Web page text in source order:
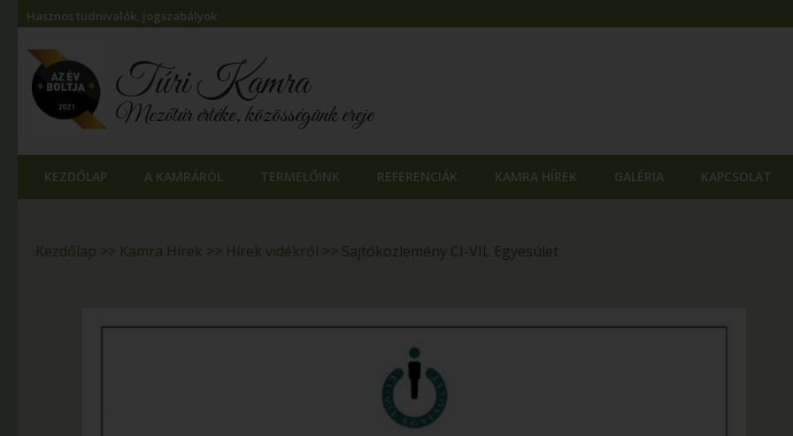
Hasznos tudnivalók, jogszabályok
Túri Kamra
Mezőtúr értéke, közösségünk ereje
KEZDŐLAP A KAMRÁRÓL TERMELŐINK REFERENCIÁK KAMRA HÍREK GALÉRIA KAPCSOLAT
Kezdőlap >> Kamra Hírek >> Hírek vidékről >> Sajtóközlemény CI-VIL Egyesület